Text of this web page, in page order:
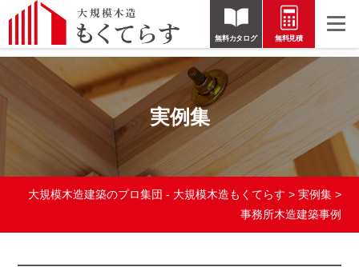
無料カタログ 無料見積
実例集
大規模木造建築のプロ集団 - 大規模木造もくてらす > 実例集>
事務所木造建築事例